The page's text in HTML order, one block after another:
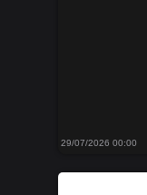
29/07/2026 00:00